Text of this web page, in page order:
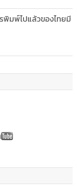
มพ์ไปแล้วของไทยมี